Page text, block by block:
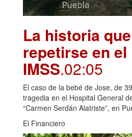
La historia
repetirse en el
IMSS.02:05
El caso de la bebé de Jose, de
tragedia en el Hospital General
“Carmen Serdán Alatriste”, en
El Financiero